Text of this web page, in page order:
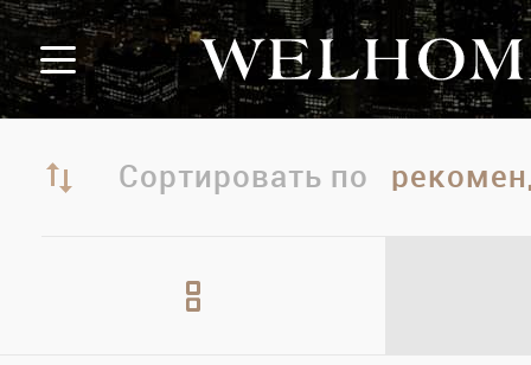
Сортировать по